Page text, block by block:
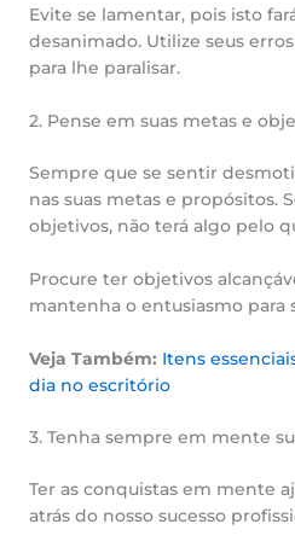
Evite se lamentar, pois isto
desanimado. Utilize seus
para lhe paralisar.
2. Pense em suas metas e
Sempre que se sentir
nas suas metas e propósitos.
objetivos, não terá algo pelo
Procure ter objetivos
mantenha o entusiasmo para
Veja Também: Itens
dia no escritório
3. Tenha sempre em mente
Ter as conquistas em mente
atrás do nosso sucesso